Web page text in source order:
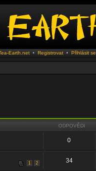
Earth.net• Registrovat • Přihlásit se
ODPOVĚDI
0
1 2 34